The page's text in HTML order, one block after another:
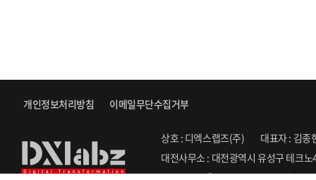
개인정보처리방침 이메일무단수집거부
상호 : 디엑스랩즈(주)
대표자 : 김종
대전사무소 : 대전광역시 유성구 테크
Copyright ⓒ 2022. DXLABZ. All